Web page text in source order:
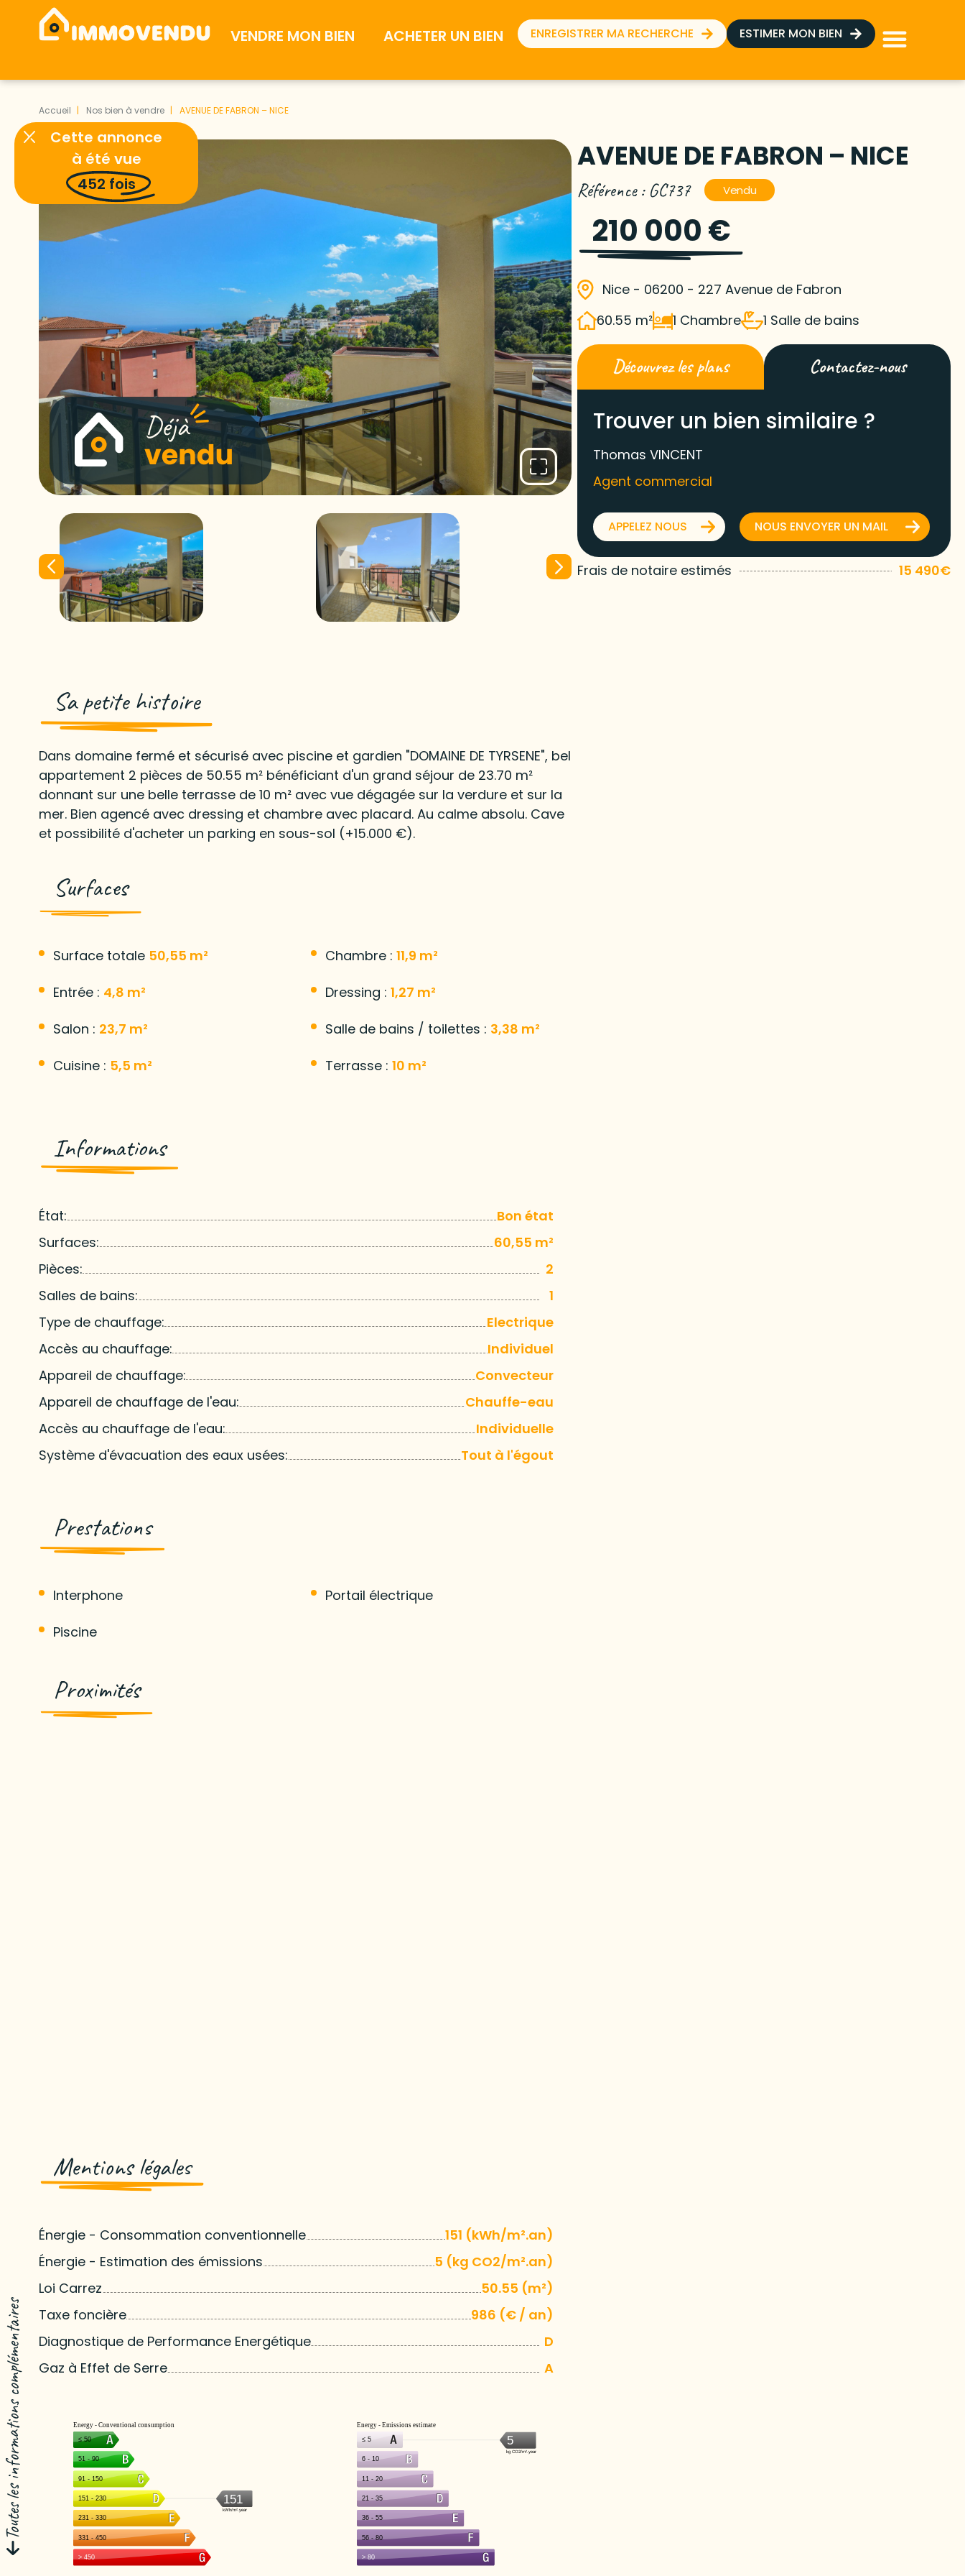
VENDRE MON BIEN ACHETER UN BIEN ENREGISTRER MA RECHERCHE ESTIMER MON BIEN
Accueil Nos bien à vendre AVENUE DE FABRON – NICE
Toutes les informations complémentaires
AVENUE DE FABRON – NICE
Référence : GC737 Vendu
210 000 €
Nice - 06200 - 227 Avenue de Fabron
60.55 m²
1 Chambre 1 Salle de bains
Découvrez les plans Contactez-nous
Trouver un bien similaire ?
Thomas VINCENT
Agent commercial
APPELEZ NOUS NOUS ENVOYER UN MAIL
Frais de notaire estimés 15 490€
Sa petite histoire
Dans domaine fermé et sécurisé avec piscine et gardien "DOMAINE DE TYRSENE", bel
appartement 2 pièces de 50.55 m² bénéficiant d'un grand séjour de 23.70 m²
donnant sur une belle terrasse de 10 m² avec vue dégagée sur la verdure et sur la
mer. Bien agencé avec dressing et chambre avec placard. Au calme absolu. Cave
et possibilité d'acheter un parking en sous-sol (+15.000 €).
Surfaces
Surface totale 50,55 m²
Entrée : 4,8 m²
Salon : 23,7 m²
Cuisine : 5,5 m²
Chambre : 11,9 m²
Dressing : 1,27 m²
Salle de bains / toilettes : 3,38 m²
Terrasse : 10 m²
Informations
État:
Bon état
Surfaces:
60,55 m²
Pièces:
2
Salles de bains:
1
Type de chauffage:
Electrique
Accès au chauffage:
Individuel
Appareil de chauffage:
Convecteur
Appareil de chauffage de l'eau:
Chauffe-eau
Accès au chauffage de l'eau:
Individuelle
Système d'évacuation des eaux usées:
Tout à l'égout
Prestations
Interphone
Piscine
Portail électrique
Proximités
Mentions légales
Énergie - Consommation conventionnelle
151 (kWh/m².an)
Énergie - Estimation des émissions
5 (kg CO2/m².an)
Loi Carrez
50.55 (m²)
Taxe foncière
986 (€ / an)
Diagnostique de Performance Energétique
D
Gaz à Effet de Serre
A
Cette annonce
à été vue
452 fois